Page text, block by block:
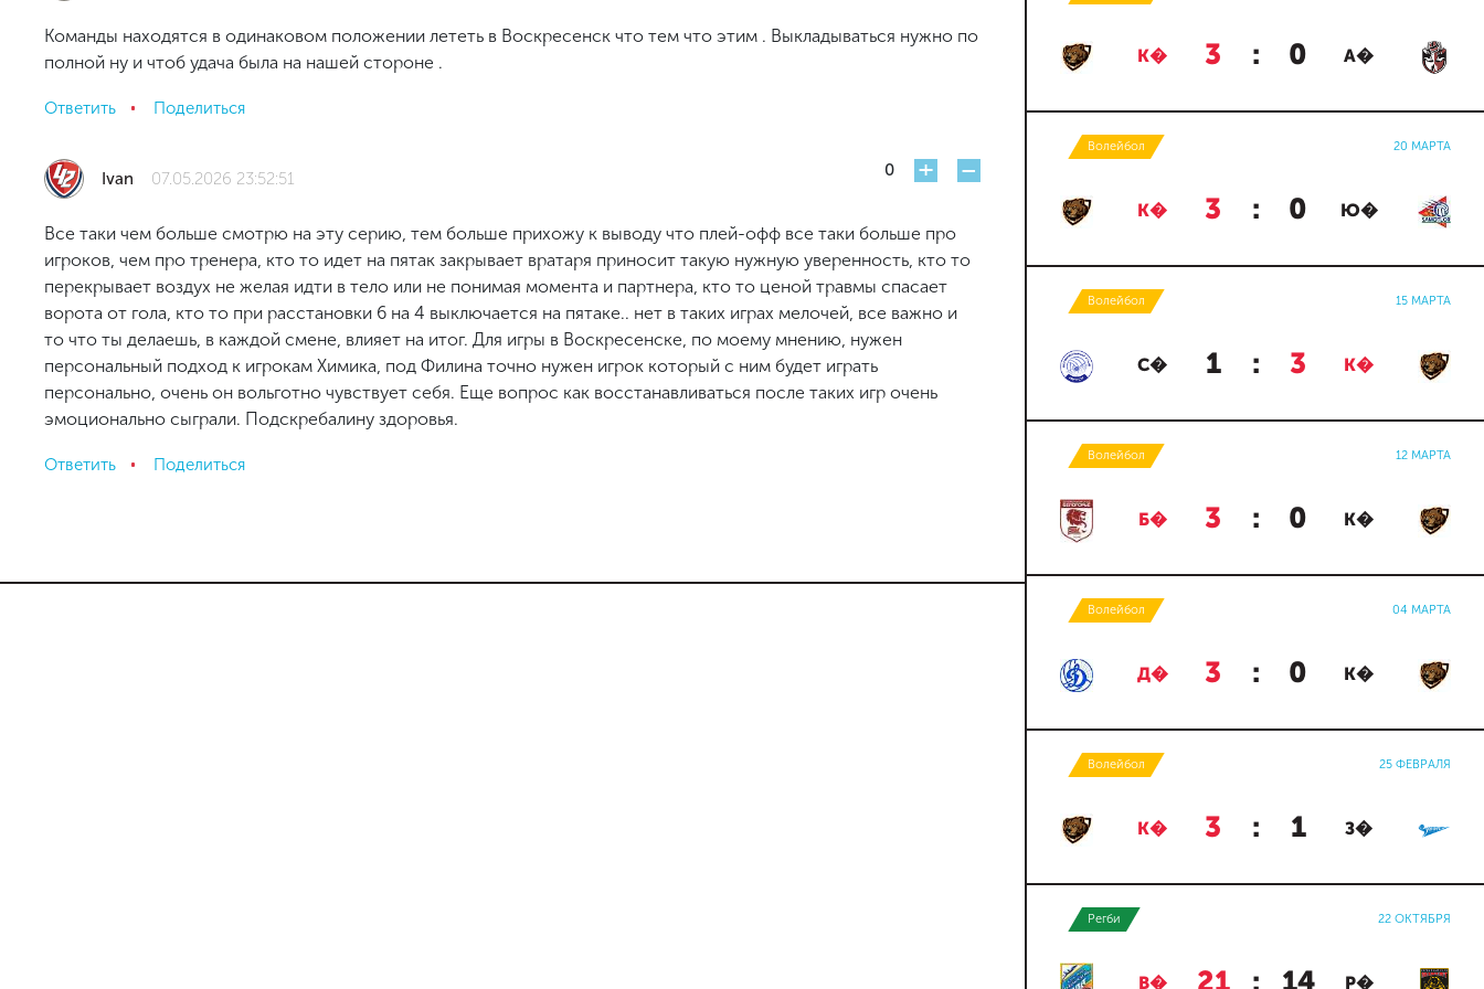
Команды находятся в одинаковом положении лететь в Воскресенск что тем что этим . Выкладываться нужно по
полной ну и чтоб удача была на нашей стороне .
Ответить Поделиться
Ivan 07.05.2026 23:52:51 0 + -
Все таки чем больше смотрю на эту серию, тем больше прихожу к выводу что плей-офф все таки больше про
игроков, чем про тренера, кто то идет на пятак закрывает вратаря приносит такую нужную уверенность, кто то
перекрывает воздух не желая идти в тело или не понимая момента и партнера, кто то ценой травмы спасает
ворота от гола, кто то при расстановки 6 на 4 выключается на пятаке.. нет в таких играх мелочей, все важно и
то что ты делаешь, в каждой смене, влияет на итог. Для игры в Воскресенске, по моему мнению, нужен
персональный подход к игрокам Химика, под Филина точно нужен игрок который с ним будет играть
персонально, очень он вольготно чувствует себя. Еще вопрос как восстанавливаться после таких игр очень
эмоционально сыграли. Подскребалину здоровья.
Ответить Поделиться
К� 3 : 0 А�
Волейбол 20 МАРТА
К� 3 : 0 Ю�
Волейбол 15 МАРТА
С� 1 : 3 К�
Волейбол 12 МАРТА
Б� 3 : 0 К�
Волейбол 04 МАРТА
Д� 3 : 0 К�
Волейбол 25 ФЕВРАЛЯ
К� 3 : 1 З�
Регби 22 ОКТЯБРЯ
В� 21 : 14 Р�